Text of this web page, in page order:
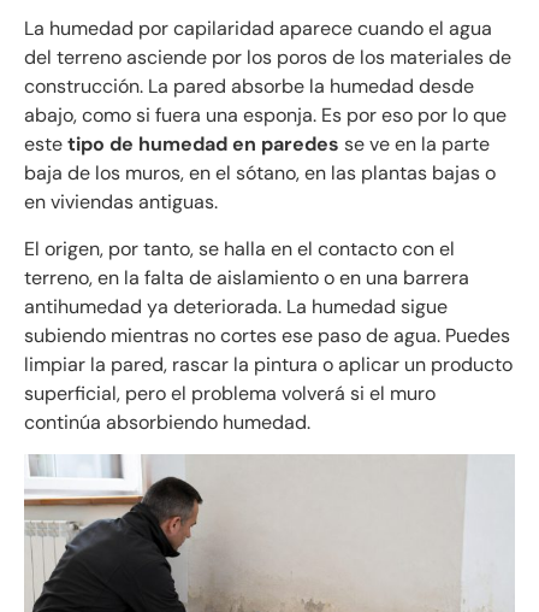
La humedad por capilaridad aparece cuando el agua
del terreno asciende por los poros de los materiales de
construcción. La pared absorbe la humedad desde
abajo, como si fuera una esponja. Es por eso por lo que
estetipo de humedad en paredes se ve en la parte
baja de los muros, en el sótano, en las plantas bajas o
en viviendas antiguas.
El origen, por tanto, se halla en el contacto con el
terreno, en la falta de aislamiento o en una barrera
antihumedad ya deteriorada. La humedad sigue
subiendo mientras no cortes ese paso de agua. Puedes
limpiar la pared, rascar la pintura o aplicar un producto
superficial, pero el problema volverá si el muro
continúa absorbiendo humedad.